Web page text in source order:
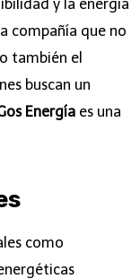
y la energía
compañía que no
también el
buscan un
Energía es una
como